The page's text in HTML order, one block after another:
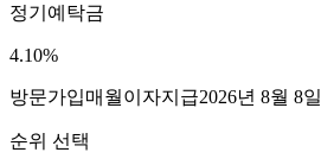
정기예탁금
4.10%
방문가입매월이자지급2026년 8월 8일
순위 선택